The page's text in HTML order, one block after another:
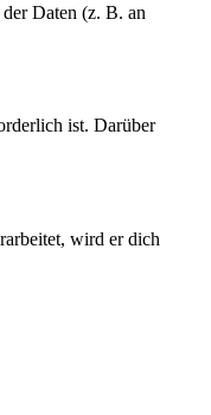
Daten (z. B. an
ist. Darüber
wird er dich